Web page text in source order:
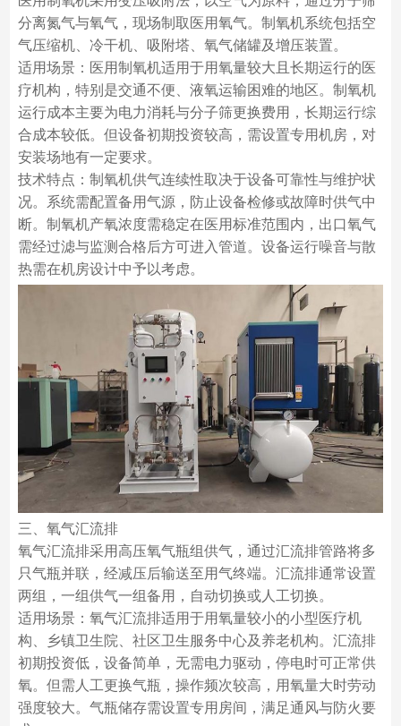
分离氮气与氧气，现场制取医用氧气。制氧机系统包括空
气压缩机、冷干机、吸附塔、氧气储罐及增压装置。
适用场景：医用制氧机适用于用氧量较大且长期运行的医
疗机构，特别是交通不便、液氧运输困难的地区。制氧机
运行成本主要为电力消耗与分子筛更换费用，长期运行综
合成本较低。但设备初期投资较高，需设置专用机房，对
安装场地有一定要求。
技术特点：制氧机供气连续性取决于设备可靠性与维护状
况。系统需配置备用气源，防止设备检修或故障时供气中
断。制氧机产氧浓度需稳定在医用标准范围内，出口氧气
需经过滤与监测合格后方可进入管道。设备运行噪音与散
热需在机房设计中予以考虑。
三、氧气汇流排
氧气汇流排采用高压氧气瓶组供气，通过汇流排管路将多
只气瓶并联，经减压后输送至用气终端。汇流排通常设置
两组，一组供气一组备用，自动切换或人工切换。
适用场景：氧气汇流排适用于用氧量较小的小型医疗机
构、乡镇卫生院、社区卫生服务中心及养老机构。汇流排
初期投资低，设备简单，无需电力驱动，停电时可正常供
氧。但需人工更换气瓶，操作频次较高，用氧量大时劳动
强度较大。气瓶储存需设置专用房间，满足通风与防火要